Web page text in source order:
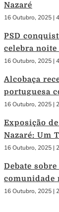
Nazaré
16 Outubro, 2025 |
PSD
celebra
16 Outubro, 2025 |
Alcobaça
portuguesa
16 Outubro, 2025 |
Exposição
Nazaré: Um
16 Outubro, 2025 |
Debate
comunidade
16 Outubro, 2025 |